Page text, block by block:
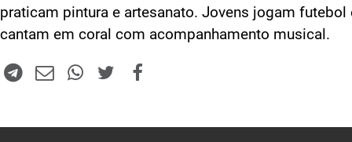
praticam pintura e artesanato. Jovens jogam futebol
cantam em coral com acompanhamento musical.